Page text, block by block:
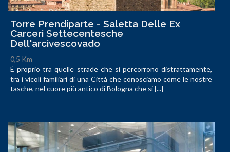
Torre Prendiparte - Saletta Delle Ex
Carceri Settecentesche
Dell'arcivescovado
0,5 Km
È proprio tra quelle strade che si percorrono distrattamente,
tra i vicoli familiari di una Città che conosciamo come le nostre
tasche, nel cuore più antico di Bologna che si [...]